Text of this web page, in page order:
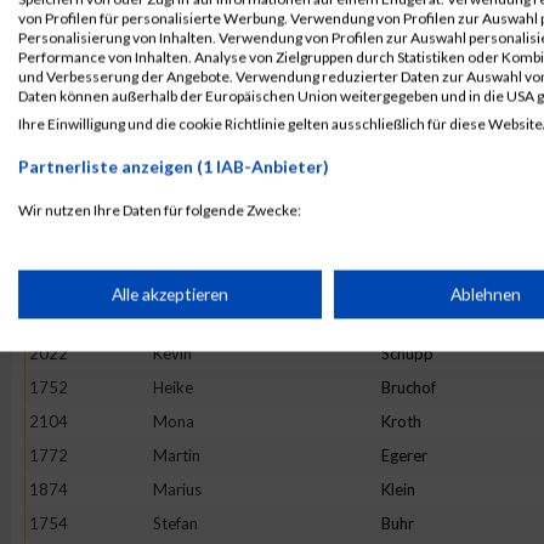
1724
Frederic Beck
1895
Hannah Krießbach
1907
Nathalie Laux
2090
Daniel Wiederstein
1904
Sophie
Maurice
1851
Ralph Huschka
2022
Kevin Schupp
1752
Heike Bruchof
2104
Mona Kroth
1772
Martin Egerer
1874
Marius Klein
1754
Stefan Buhr
von Profilen für personalisierte Werbung. Verwendung von Profilen zur
Personalisierung von Inhalten. Verwendung von Profilen zur Auswahl
Performance von Inhalten. Analyse von Zielgruppen durch Statistiken oder
und Verbesserung der Angebote. Verwendung reduzierter Daten zur Auswahl
Daten können außerhalb der Europäischen Union weitergegeben und in die USA
Ihre Einwilligung und die cookie Richtlinie gelten ausschließlich für diese
Partnerliste anzeigen (1 IAB-Anbieter)
Wir nutzen Ihre Daten für folgende Zwecke:
Speichern von oder Zugriff auf Informationen auf einem
Verwendung reduzierter Daten zur Auswahl von Werbeanzeigen
Verwendung von Profilen zur Auswahl personalisierter Werbung
Alle akzeptieren Ablehnen